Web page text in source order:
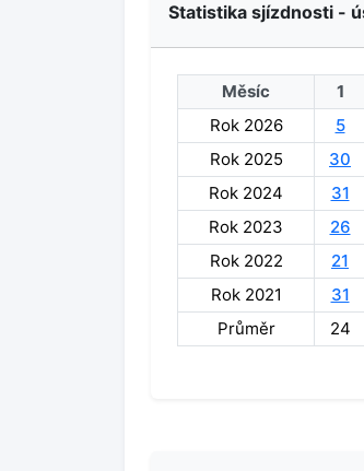
Statistika sjízdnosti -
Měsíc 1
Rok 2026
5
Rok 2025
30
Rok 2024
31
Rok 2023
26
Rok 2022
21
Rok 2021
31
Průměr
24